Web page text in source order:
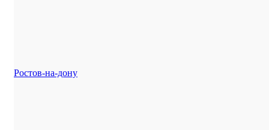
Ростов-на-дону